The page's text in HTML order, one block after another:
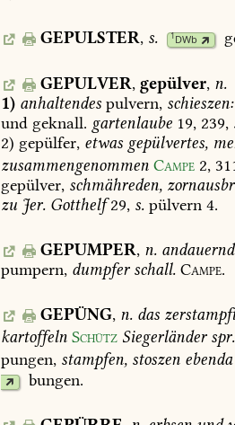
n.
GEPULSTER, s. 1DWb
GEPULVER, gepülver, n.
1) anhaltendes pulvern, schieszen:
und geknall. gartenlaube 19, 239,
2) gepülfer, etwas gepülvertes,
zusammengenommen Campe 2,
gepülver, schmähreden,
zu Jer. Gotthelf 29, s. pülvern 4.
GEPUMPER, n.
pumpern, dumpferschall. Campe.
GEPÜNG, n. das
kartoffeln Schütz Siegerländerspr.
pungen, stampfen, stoszen ebenda
bungen.